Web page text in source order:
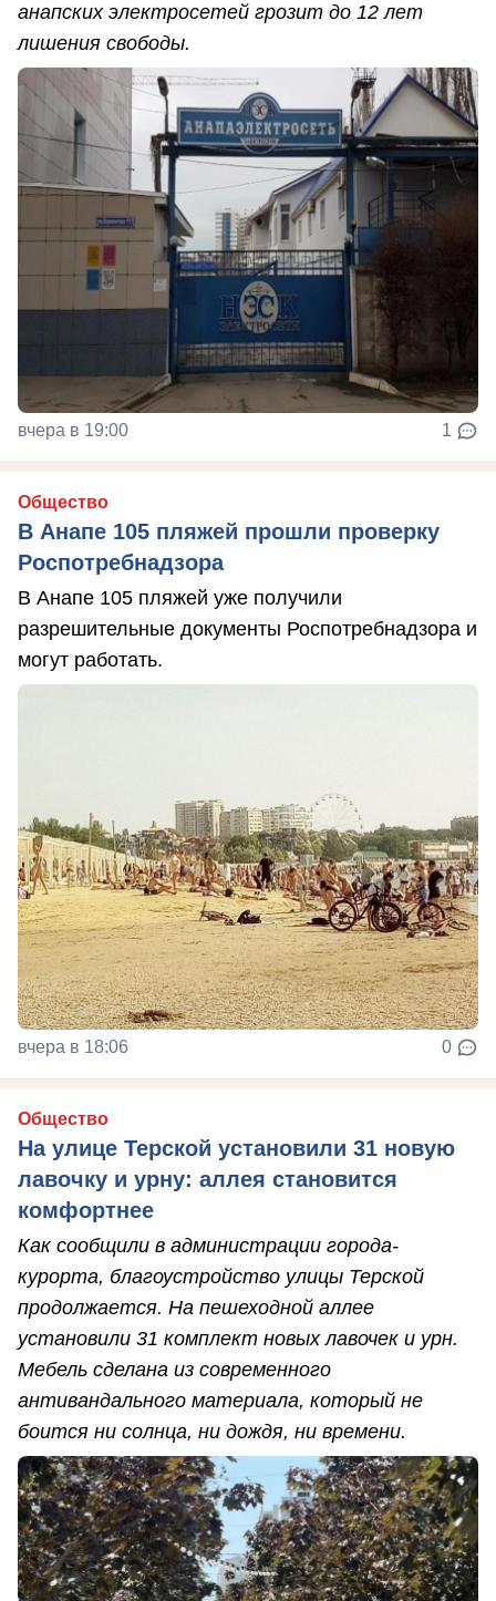
анапских электросетей грозит до 12 лет
лишения свободы.
вчера в 19:00 1
Общество
В Анапе 105 пляжей прошли проверку
Роспотребнадзора
В Анапе 105 пляжей уже получили
разрешительные документы Роспотребнадзора и
могут работать.
вчера в 18:06 0
Общество
На улице Терской установили 31 новую
лавочку и урну: аллея становится
комфортнее
Как сообщили в администрации города-
курорта, благоустройство улицы Терской
продолжается. На пешеходной аллее
установили 31 комплект новых лавочек и урн.
Мебель сделана из современного
антивандального материала, который не
боится ни солнца, ни дождя, ни времени.